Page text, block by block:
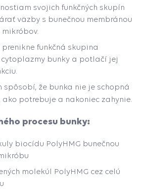
svojich funkčných skupín
väzby s bunečnou membránou
funkčná skupina
bunky a potlačí jej
spôsobí, že bunka nie je schopná
potrebuje a nakoniec zahynie.
procesu bunky:
biocídu PolyHMG bunečnou
molekúl PolyHMG cez celú